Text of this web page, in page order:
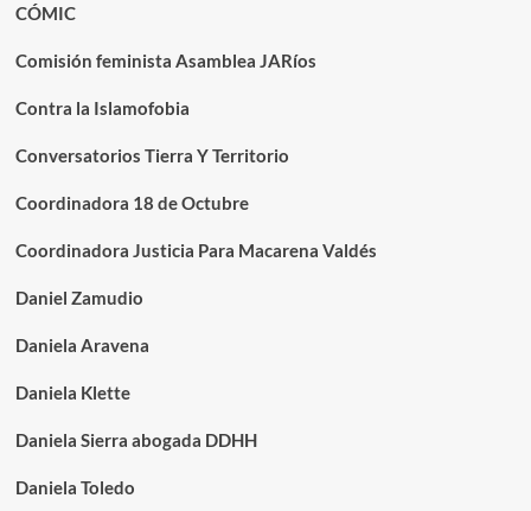
CÓMIC
Comisión feminista Asamblea JARíos
Contra la Islamofobia
Conversatorios Tierra Y Territorio
Coordinadora 18 de Octubre
Coordinadora Justicia Para Macarena Valdés
Daniel Zamudio
Daniela Aravena
Daniela Klette
Daniela Sierra abogada DDHH
Daniela Toledo